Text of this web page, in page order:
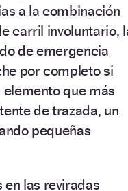
a la combinación
carril involuntario,
de emergencia
por completo si
que más
de trazada, un
pequeñas
las reviradas